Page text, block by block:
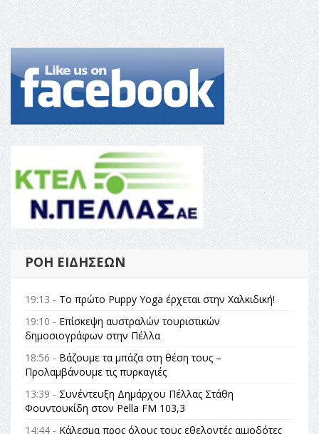
ΡΟΉ ΕΙΔΉΣΕΩΝ
19:13 - Το πρώτο Puppy Yoga έρχεται στην Χαλκιδική!
19:10 - Επίσκεψη αυστραλών τουριστικών
δημοσιογράφων στην Πέλλα
18:56 - Βάζουμε τα μπάζα στη θέση τους –
Προλαμβάνουμε τις πυρκαγιές
13:39 - Συνέντευξη Δημάρχου Πέλλας Στάθη
Φουντουκίδη στον Pella FM 103,3
14:44 - Κάλεσμα προς όλους τους εθελοντές αιμοδότες